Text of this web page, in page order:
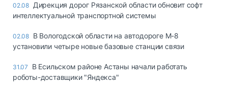
02.08 Дирекция дорог Рязанской области обновит софт
интеллектуальной транспортной системы
02.08 В Вологодской области на автодороге М-8
установили четыре новые базовые станции связи
31.07
В Есильском районе Астаны начали работать
роботы-доставщики "Яндекса"